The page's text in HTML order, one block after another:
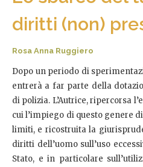
diritti (non)
Rosa Anna Ruggiero
Dopo un periodo di
entrerà a far parte della
di polizia. L’Autrice, ripercorsa
cui l’impiego di questo genere
limiti, e ricostruita la
diritti dell’uomo sull’uso
Stato, e in particolare